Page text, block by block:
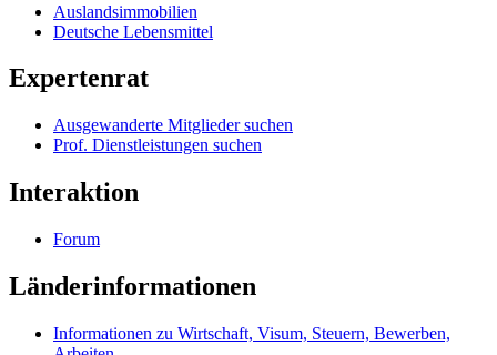
Auslandsimmobilien
Deutsche Lebensmittel
Expertenrat
Ausgewanderte Mitglieder suchen
Prof. Dienstleistungen suchen
Interaktion
Forum
Länderinformationen
Informationen zu Wirtschaft, Visum, Steuern, Bewerben,